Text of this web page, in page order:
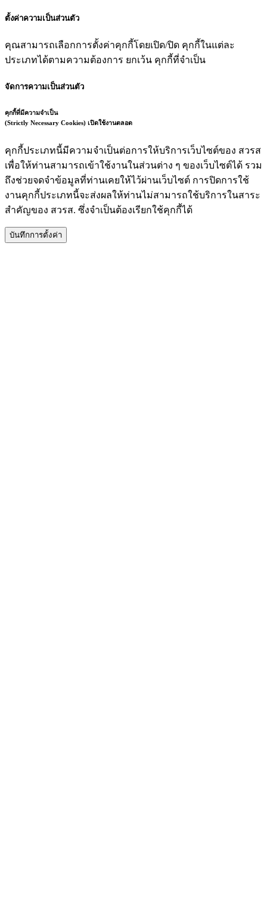
ตั้งค่าความเป็นส่วนตัว
คุณสามารถเลือกการตั้งค่าคุกกี้โดยเปิด/ปิด คุกกี้ในแต่ละ
ประเภทได้ตามความต้องการ ยกเว้น คุกกี้ที่จำเป็น
จัดการความเป็นส่วนตัว
คุกกี้ที่มีความจำเป็น
(Strictly Necessary Cookies) เปิดใช้งานตลอด
คุกกี้ประเภทนี้มีความจำเป็นต่อการให้บริการเว็บไซต์ของ สวรส
เพื่อให้ท่านสามารถเข้าใช้งานในส่วนต่าง ๆ ของเว็บไซต์ได้ รวม
ถึงช่วยจดจำข้อมูลที่ท่านเคยให้ไว้ผ่านเว็บไซต์ การปิดการใช้
งานคุกกี้ประเภทนี้จะส่งผลให้ท่านไม่สามารถใช้บริการในสาระ
สำคัญของ สวรส. ซึ่งจำเป็นต้องเรียกใช้คุกกี้ได้
บันทึกการตั้งค่า